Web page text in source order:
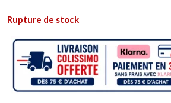
Rupture de stock